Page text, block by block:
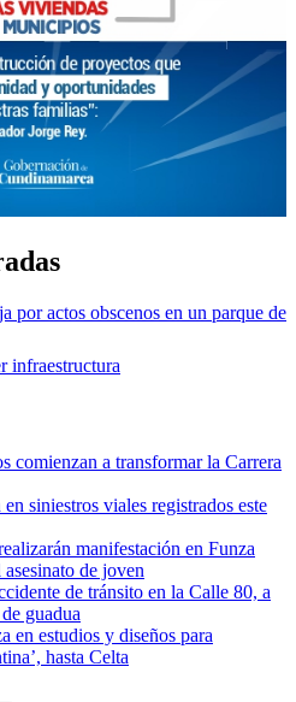
por actos obscenos en un parque de
comienzan a transformar la Carrera
siniestros viales registrados este
manifestación en Funza
de joven
de tránsito en la Calle 80, a
guadua
en estudios y diseños para
hasta Celta